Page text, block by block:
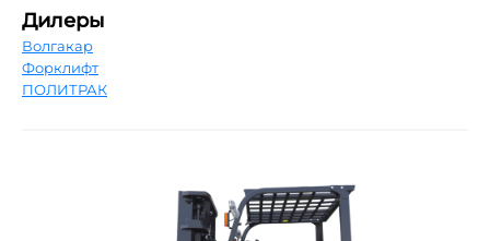
Дилеры
Волгакар
Форклифт
ПОЛИТРАК